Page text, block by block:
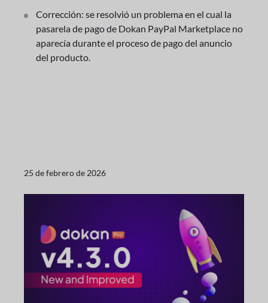
Corrección: se resolvió un problema en el cual la
pasarela de pago de Dokan PayPal Marketplace no
aparecía durante el proceso de pago del anuncio
del producto.
25 de febrero de 2026